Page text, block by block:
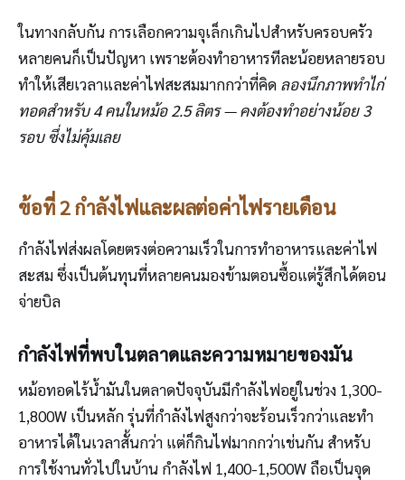
ในทางกลับกัน การเลือกความจุเล็กเกินไปสำหรับครอบครัว
หลายคนก็เป็นปัญหา เพราะต้องทำอาหารทีละน้อยหลายรอบ
ทำให้เสียเวลาและค่าไฟสะสมมากกว่าที่คิด ลองนึกภาพทำไก่
ทอดสำหรับ 4 คนในหม้อ 2.5 ลิตร — คงต้องทำอย่างน้อย 3
รอบ ซึ่งไม่คุ้มเลย
ข้อที่ 2 กำลังไฟและผลต่อค่าไฟรายเดือน
กำลังไฟส่งผลโดยตรงต่อความเร็วในการทำอาหารและค่าไฟ
สะสม ซึ่งเป็นต้นทุนที่หลายคนมองข้ามตอนซื้อแต่รู้สึกได้ตอน
จ่ายบิล
กำลังไฟที่พบในตลาดและความหมายของมัน
หม้อทอดไร้น้ำมันในตลาดปัจจุบันมีกำลังไฟอยู่ในช่วง 1,300-
1,800W เป็นหลัก รุ่นที่กำลังไฟสูงกว่าจะร้อนเร็วกว่าและทำ
อาหารได้ในเวลาสั้นกว่า แต่ก็กินไฟมากกว่าเช่นกัน สำหรับ
การใช้งานทั่วไปในบ้าน กำลังไฟ 1,400-1,500W ถือเป็นจุด